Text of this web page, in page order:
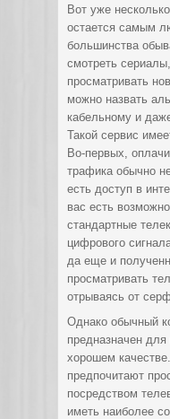
Вот уже
остается самым
большинства
смотреть
просматривать
можно назвать
кабельному и
Такой сервис
Во-первых,
трафика обычно
есть доступ в
вас есть
стандартные
цифрового
да еще и
просматривать
отрываясь от
Однако обычный
предназначен
хорошем
предпочитают
посредством
иметь наиболее